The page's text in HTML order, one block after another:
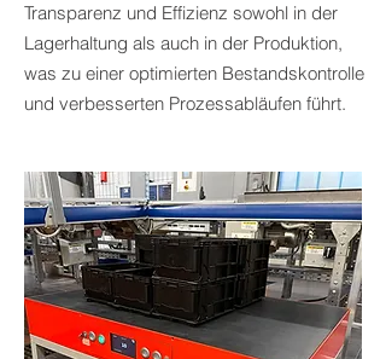
Transparenz und Effizienz sowohl in der
Lagerhaltung als auch in der Produktion,
was zu einer optimierten Bestandskontrolle
und verbesserten Prozessabläufen führt.